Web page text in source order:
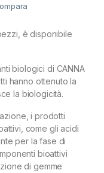
è disponibile
biologici di CANNA
hanno ottenuto la
la biologicità.
i prodotti
come gli acidi
per la fase di
bioattivi
di gemme